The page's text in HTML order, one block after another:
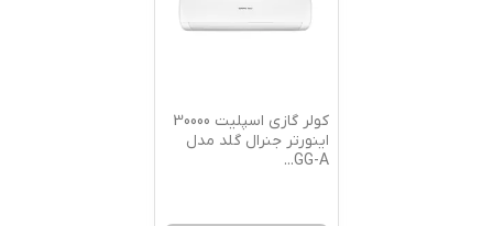
کولر گازی اسپلیت 30000
اینورتر جنرال گلد مدل
GG-A
...